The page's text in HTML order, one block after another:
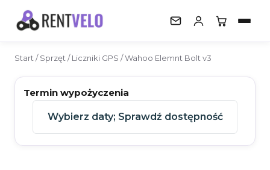
SPRZĘT
Walizki
Liczniki GPS
Start /Sprzęt /Liczniki GPS / Wahoo Elemnt Bolt v3
Termin wypożyczenia
Wybierz daty; Sprawdź dostępność